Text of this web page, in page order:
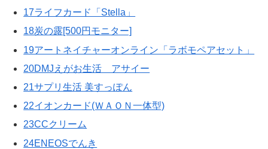
17ライフカード「Stella」
18炭の露[500円モニター]
19アートネイチャーオンライン「ラボモペアセット」
20DMJえがお生活 アサイー
21サプリ生活 美すっぽん
22イオンカード(ＷＡＯＮ一体型)
23CCクリーム
24ENEOSでんき